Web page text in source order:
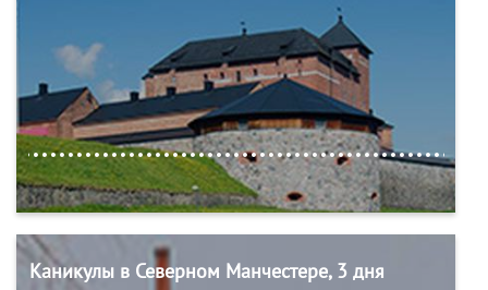
Каникулы в Северном Манчестере, 3 дня